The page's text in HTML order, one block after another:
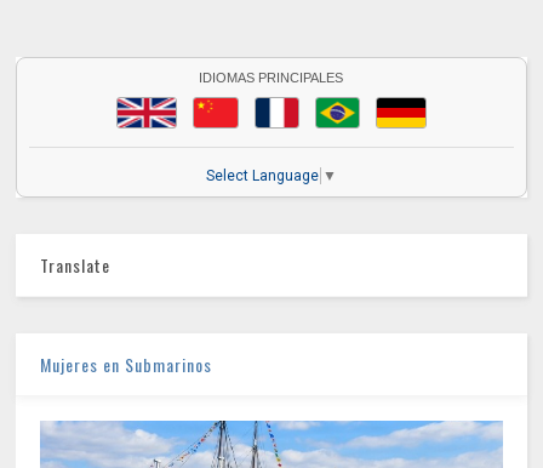
IDIOMAS PRINCIPALES
Select Language ▼
Translate
Mujeres en Submarinos